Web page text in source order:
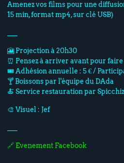
Amenez vos films pour une
15 min, format mp4, sur clé USB)
🎦 Projection à 20h30
⏰ Pensez à arriver avant pour
🎟️ Adhésion annuelle : 5 € /
🍸 Boissons par l'équipe du DAda
🍝 Service restauration par
🎨 Visuel : Jef
🔗 Evenement Facebook